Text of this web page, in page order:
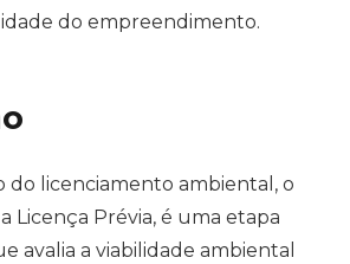
do empreendimento.
do licenciamento ambiental, o
Licença Prévia, é uma etapa
avalia a viabilidade ambiental